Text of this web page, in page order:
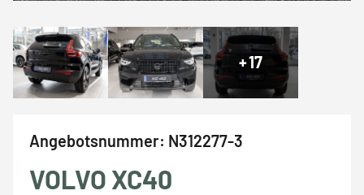
+17
Angebotsnummer: N312277-3
VOLVO XC40